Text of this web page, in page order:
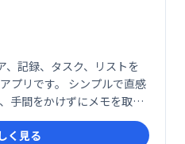
記録、タスク、リストを
プリです。 シンプルで直感
手間をかけずにメモを取
す。 思考の整理やタスク管
く見る